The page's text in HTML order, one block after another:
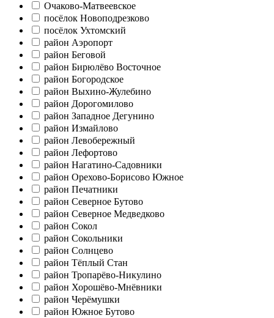
Очаково-Матвеевское
посёлок Новоподрезково
посёлок Ухтомский
район Аэропорт
район Беговой
район Бирюлёво Восточное
район Богородское
район Выхино-Жулебино
район Дорогомилово
район Западное Дегунино
район Измайлово
район Левобережный
район Лефортово
район Нагатино-Садовники
район Орехово-Борисово Южное
район Печатники
район Северное Бутово
район Северное Медведково
район Сокол
район Сокольники
район Солнцево
район Тёплый Стан
район Тропарёво-Никулино
район Хорошёво-Мнёвники
район Черёмушки
район Южное Бутово